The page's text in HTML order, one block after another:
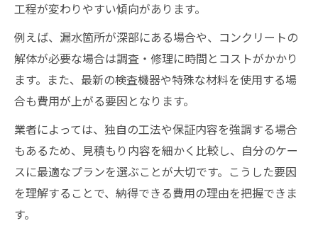
工程が変わりやすい傾向があります。
例えば、漏水箇所が深部にある場合や、コンクリートの
解体が必要な場合は調査・修理に時間とコストがかかり
ます。また、最新の検査機器や特殊な材料を使用する場
合も費用が上がる要因となります。
業者によっては、独自の工法や保証内容を強調する場合
もあるため、見積もり内容を細かく比較し、自分のケー
スに最適なプランを選ぶことが大切です。こうした要因
を理解することで、納得できる費用の理由を把握できま
す。